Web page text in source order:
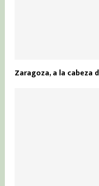
Zaragoza, a la cabeza